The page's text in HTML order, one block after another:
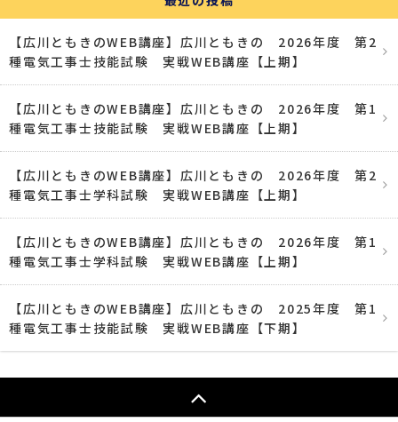
【広川ともきのWEB講座】広川ともきの 2026年度 第2
種電気工事士技能試験 実戦WEB講座【上期】
【広川ともきのWEB講座】広川ともきの 2026年度 第1
種電気工事士技能試験 実戦WEB講座【上期】
【広川ともきのWEB講座】広川ともきの 2026年度 第2
種電気工事士学科試験 実戦WEB講座【上期】
【広川ともきのWEB講座】広川ともきの 2026年度 第1
種電気工事士学科試験 実戦WEB講座【上期】
【広川ともきのWEB講座】広川ともきの 2025年度 第1
種電気工事士技能試験 実戦WEB講座【下期】